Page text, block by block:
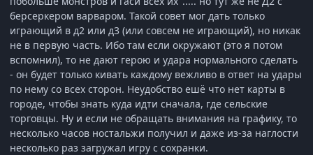
берсеркером варваром. Такой совет мог дать только
играющий в д2 или д3 (или совсем не играющий), но никак
не в первую часть. Ибо там если окружают (это я потом
вспомнил), то не дают герою и удара нормального сделать
- он будет только кивать каждому вежливо в ответ на удары
по нему со всех сторон. Неудобство ешё что нет карты в
городе, чтобы знать куда идти сначала, где сельские
торговцы. Ну и если не обращать внимания на графику, то
несколько часов ностальжи получил и даже из-за наглости
несколько раз загружал игру с сохранки.